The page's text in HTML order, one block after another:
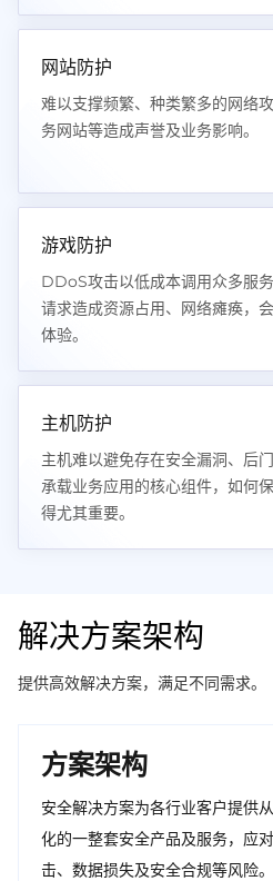
网站防护
难以支撑频繁、种类繁多的网络
务网站等造成声誉及业务影响。
游戏防护
DDoS攻击以低成本调用众多服
请求造成资源占用、网络瘫痪，
体验。
主机防护
主机难以避免存在安全漏洞、后
承载业务应用的核心组件，如何
得尤其重要。
解决方案架构
提供高效解决方案，满足不同需求。
方案架构
安全解决方案为各行业客户提供
化的一整套安全产品及服务，应
击、数据损失及安全合规等风险。